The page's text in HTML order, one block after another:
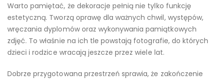
Warto pamiętać, że dekoracje pełnią nie tylko funkcję
estetyczną. Tworzą oprawę dla ważnych chwil, występów,
wręczania dyplomów oraz wykonywania pamiątkowych
zdjęć. To właśnie na ich tle powstają fotografie, do których
dzieci i rodzice wracają jeszcze przez wiele lat.
Dobrze przygotowana przestrzeń sprawia, że zakończenie